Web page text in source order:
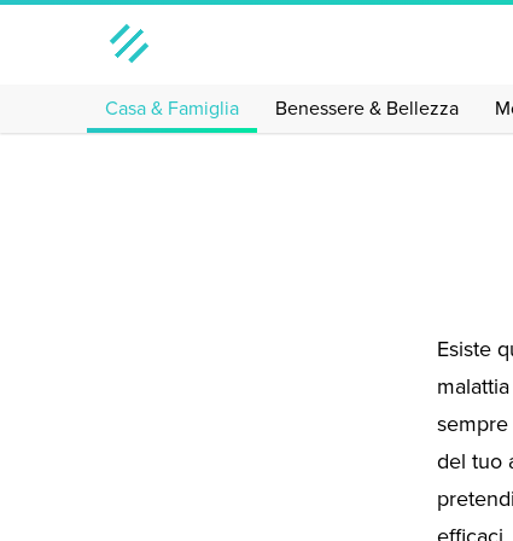
Casa & Famiglia Benessere & Bellezza
Esiste
sempre
del tuo